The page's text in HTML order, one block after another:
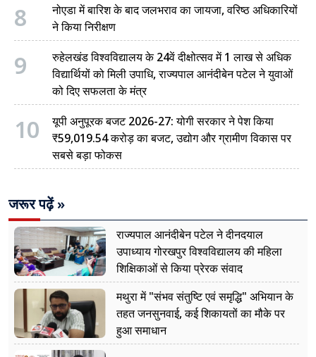
8
नोएडा में बारिश के बाद जलभराव का जायजा, वरिष्ठ अधिकारियों
ने किया निरीक्षण
9
रुहेलखंड विश्वविद्यालय के 24वें दीक्षोत्सव में 1 लाख से अधिक
विद्यार्थियों को मिली उपाधि, राज्यपाल आनंदीबेन पटेल ने युवाओं
को दिए सफलता के मंत्र
10
यूपी अनुपूरक बजट 2026-27: योगी सरकार ने पेश किया
₹59,019.54 करोड़ का बजट, उद्योग और ग्रामीण विकास पर
सबसे बड़ा फोकस
जरूर पढ़ें »
राज्यपाल आनंदीबेन पटेल ने दीनदयाल
उपाध्याय गोरखपुर विश्वविद्यालय की महिला
शिक्षिकाओं से किया प्रेरक संवाद
मथुरा में "संभव संतुष्टि एवं समृद्धि" अभियान के
तहत जनसुनवाई, कई शिकायतों का मौके पर
हुआ समाधान